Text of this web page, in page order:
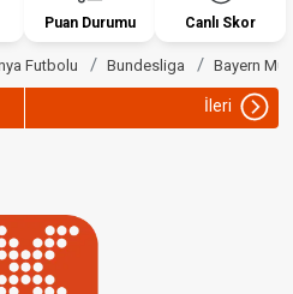
Puan Durumu Canlı Skor
Futbolu Bundesliga Bayern
İleri